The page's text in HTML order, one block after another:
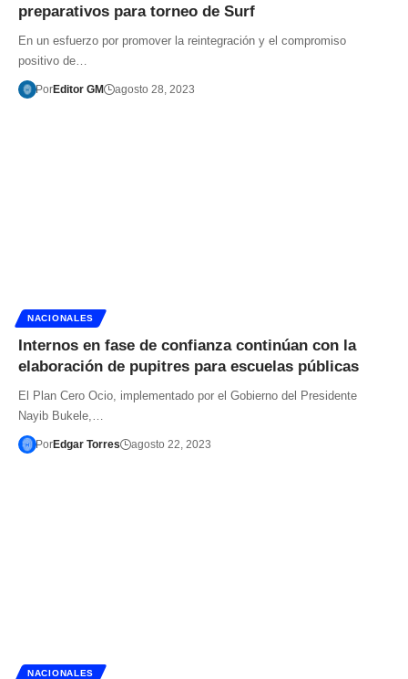
preparativos para torneo de Surf
En un esfuerzo por promover la reintegración y el compromiso
positivo de…
PorEditor GM agosto 28, 2023
NACIONALES
Internos en fase de confianza continúan con la
elaboración de pupitres para escuelas públicas
El Plan Cero Ocio, implementado por el Gobierno del Presidente
Nayib Bukele,…
PorEdgar Torres agosto 22, 2023
NACIONALES